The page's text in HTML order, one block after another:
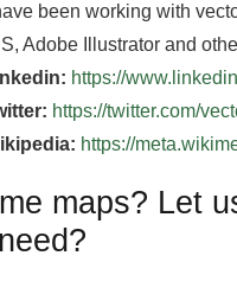
been working with
Adobe Illustrator and
https://
https://twitter.com/
https://
maps? Let